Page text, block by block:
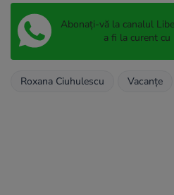
Abonați-vă la canalul
a fi la curent
Roxana Ciuhulescu Vacanțe